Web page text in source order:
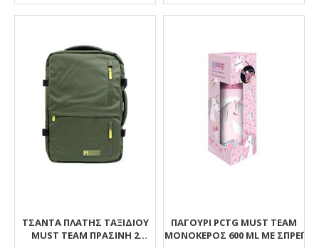
ΤΣΆΝΤΑ ΠΛΆΤΗΣ ΤΑΞΙΔΊΟΥ
MUST TEAM ΠΡΆΣΙΝΗ 2
ΠΑΓΟΎΡΙ PCTG MUST TEAM
ΜΟΝΌΚΕΡΟΣ 600 ML ΜΕ ΣΠΡΈΙ